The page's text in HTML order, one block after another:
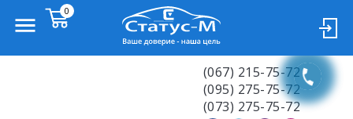
(067) 215-75-72
(095) 275-75-72
(073) 275-75-72